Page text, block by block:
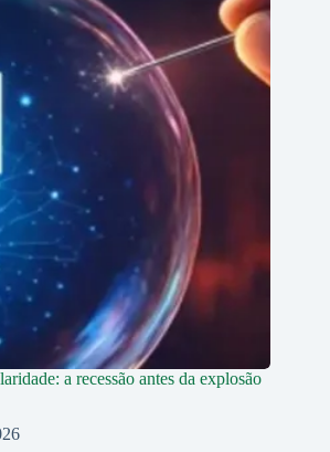
a recessão antes da explosão